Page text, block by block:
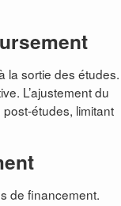
la sortie des études.
L’ajustement du
études, limitant
de financement.